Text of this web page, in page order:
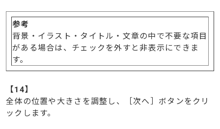
参考
背景・イラスト・タイトル・文章の中で不要な項目
がある場合は、チェックを外すと非表示にできま
す。
【14】
全体の位置や大きさを調整し、［次へ］ボタンをクリ
ックします。